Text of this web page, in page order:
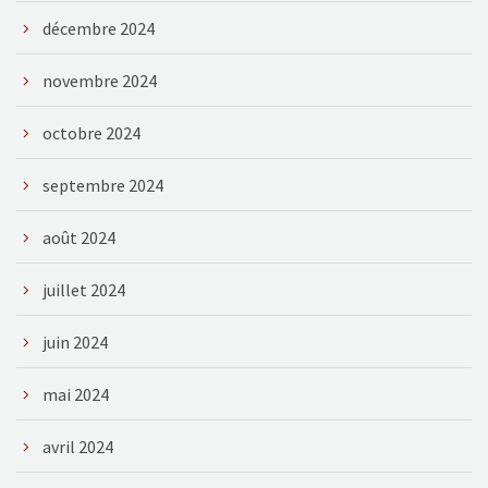
décembre 2024
novembre 2024
octobre 2024
septembre 2024
août 2024
juillet 2024
juin 2024
mai 2024
avril 2024